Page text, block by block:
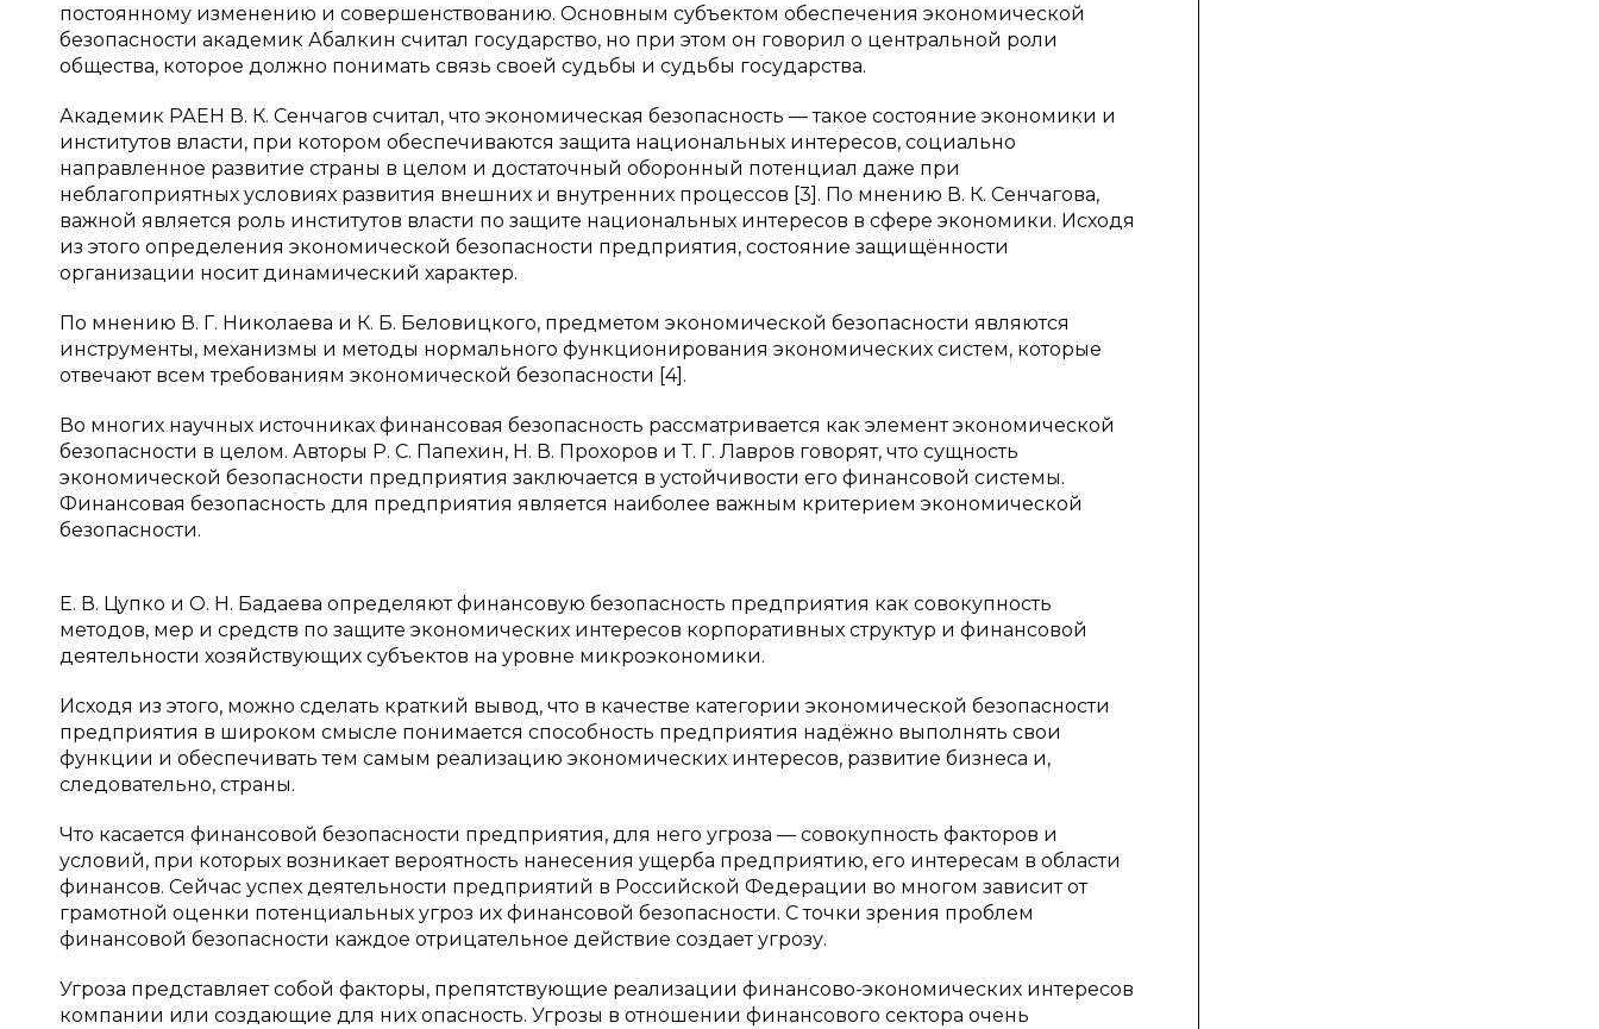
постоянному изменению и совершенствованию. Основным субъектом обеспечения экономической
безопасности академик Абалкин считал государство, но при этом он говорил о центральной роли
общества, которое должно понимать связь своей судьбы и судьбы государства.
Академик РАЕН В. К. Сенчагов считал, что экономическая безопасность — такое состояние экономики и
институтов власти, при котором обеспечиваются защита национальных интересов, социально
направленное развитие страны в целом и достаточный оборонный потенциал даже при
неблагоприятных условиях развития внешних и внутренних процессов [3]. По мнению В. К. Сенчагова,
важной является роль институтов власти по защите национальных интересов в сфере экономики. Исходя
из этого определения экономической безопасности предприятия, состояние защищённости
организации носит динамический характер.
По мнению В. Г. Николаева и К. Б. Беловицкого, предметом экономической безопасности являются
инструменты, механизмы и методы нормального функционирования экономических систем, которые
отвечают всем требованиям экономической безопасности [4].
Во многих научных источниках финансовая безопасность рассматривается как элемент экономической
безопасности в целом. Авторы Р. С. Папехин, Н. В. Прохоров и Т. Г. Лавров говорят, что сущность
экономической безопасности предприятия заключается в устойчивости его финансовой системы.
Финансовая безопасность для предприятия является наиболее важным критерием экономической
безопасности.
Е. В. Цупко и О. Н. Бадаева определяют финансовую безопасность предприятия как совокупность
методов, мер и средств по защите экономических интересов корпоративных структур и финансовой
деятельности хозяйствующих субъектов на уровне микроэкономики.
Исходя из этого, можно сделать краткий вывод, что в качестве категории экономической безопасности
предприятия в широком смысле понимается способность предприятия надёжно выполнять свои
функции и обеспечивать тем самым реализацию экономических интересов, развитие бизнеса и,
следовательно, страны.
Что касается финансовой безопасности предприятия, для него угроза — совокупность факторов и
условий, при которых возникает вероятность нанесения ущерба предприятию, его интересам в области
финансов. Сейчас успех деятельности предприятий в Российской Федерации во многом зависит от
грамотной оценки потенциальных угроз их финансовой безопасности. С точки зрения проблем
финансовой безопасности каждое отрицательное действие создает угрозу.
Угроза представляет собой факторы, препятствующие реализации финансово-экономических интересов
компании или создающие для них опасность. Угрозы в отношении финансового сектора очень